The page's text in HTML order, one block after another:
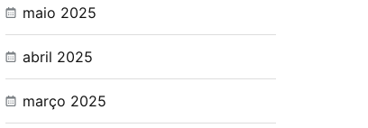
maio 2025
abril 2025
março 2025